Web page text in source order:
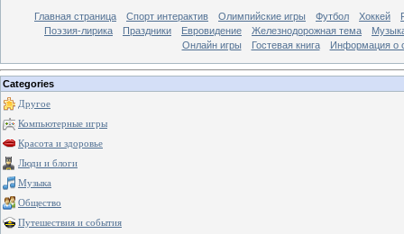
Главная страница Спорт интерактив Олимпийские игры Футбол Хоккей
Поэзия-лирика
Праздники Евровидение Железнодорожная тема
Онлайн игры
Гостевая книга Информация о
Categories
Другое
Компьютерные игры
Красота и здоровье
Люди и блоги
Музыка
Общество
Путешествия и события